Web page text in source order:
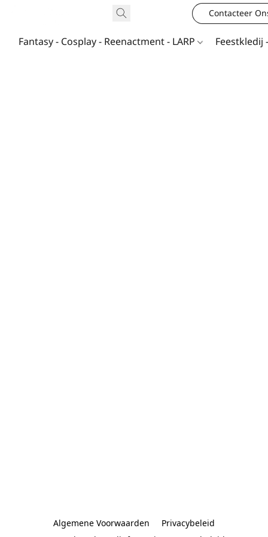
Contacteer
Fantasy - Cosplay - Reenactment - LARP Feestkledij
Algemene Voorwaarden
Privacybeleid